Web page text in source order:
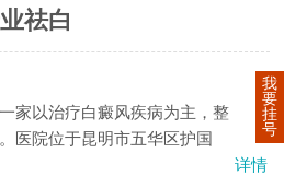
祛白
家以治疗白癜风疾病为主，整
医院位于昆明市五华区护国
详情
我
要
挂
号